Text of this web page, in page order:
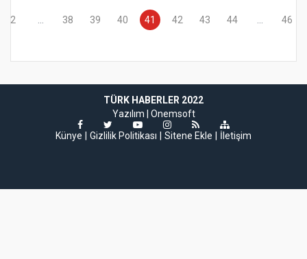
2 38 39 40 41 42 43 44 46
TÜRK HABERLER 2022
Yazılım | Onemsoft
Künye
Gizlilik Politikası Sitene Ekle İletişim